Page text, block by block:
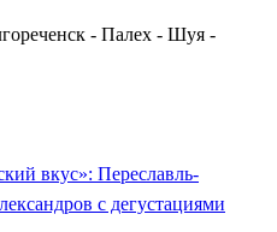
земель. Величественный
печенье),
В рамках тура группы
Талашкино-Флёново,
- Палех - Шуя -
вкус»: Переславль-
с дегустациями